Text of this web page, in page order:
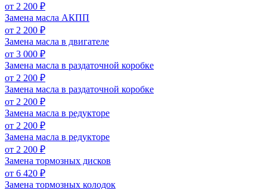
от 2 200 ₽
Замена масла АКПП
от 2 200 ₽
Замена масла в двигателе
от 3 000 ₽
Замена масла в раздаточной коробке
от 2 200 ₽
Замена масла в раздаточной коробке
от 2 200 ₽
Замена масла в редукторе
от 2 200 ₽
Замена масла в редукторе
от 2 200 ₽
Замена тормозных дисков
от 6 420 ₽
Замена тормозных колодок